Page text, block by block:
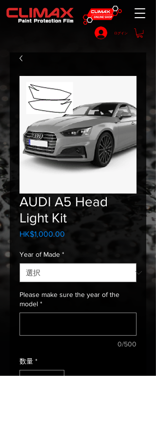
ログイン
AUDI A5 Head
Light Kit
HK$1,000.00
Year of Made *
Please make sure the year of the
model *
0/500
数量 *